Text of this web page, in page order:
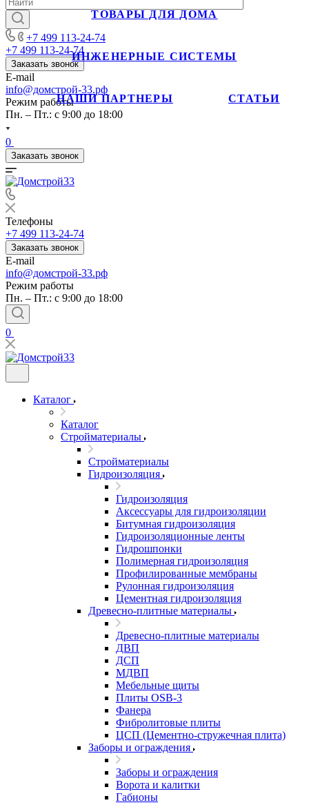
ТОВАРЫ ДЛЯ ДОМА
ИНЖЕНЕРНЫЕ СИСТЕМЫ
НАШИ ПАРТНЕРЫ СТАТЬИ
+7 499 113-24-74
+7 499 113-24-74
Заказать звонок
E-mail
info@домстрой-33.рф
Режим работы
Пн. – Пт.: с 9:00 до 18:00
0
Заказать звонок
Телефоны
+7 499 113-24-74
Заказать звонок
E-mail
info@домстрой-33.рф
Режим работы
Пн. – Пт.: с 9:00 до 18:00
0
Каталог
Каталог
Стройматериалы
Стройматериалы
Гидроизоляция
Гидроизоляция
Аксессуары для гидроизоляции
Битумная гидроизоляция
Гидроизоляционные ленты
Гидрошпонки
Полимерная гидроизоляция
Профилированные мембраны
Рулонная гидроизоляция
Цементная гидроизоляция
Древесно-плитные материалы
Древесно-плитные материалы
ДВП
ДСП
МДВП
Мебельные щиты
Плиты OSB-3
Фанера
Фибролитовые плиты
ЦСП (Цементно-стружечная плита)
Заборы и ограждения
Заборы и ограждения
Ворота и калитки
Габионы